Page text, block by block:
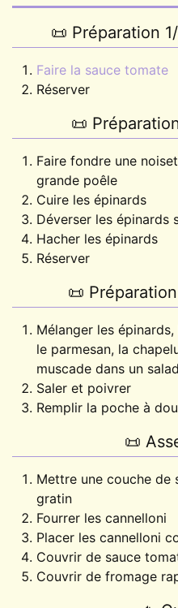
📜 Préparation
Faire la sauce tomate
Réserver
📜
Faire fondre une
grande poêle
Cuire les épinards
Déverser les épinards
Hacher les épinards
Réserver
📜
Mélanger les
le parmesan, la
muscade dans un
Saler et poivrer
Remplir la poche à
📜
Mettre une couche de
gratin
Fourrer les cannelloni
Placer les cannelloni
Couvrir de sauce
Couvrir de fromage